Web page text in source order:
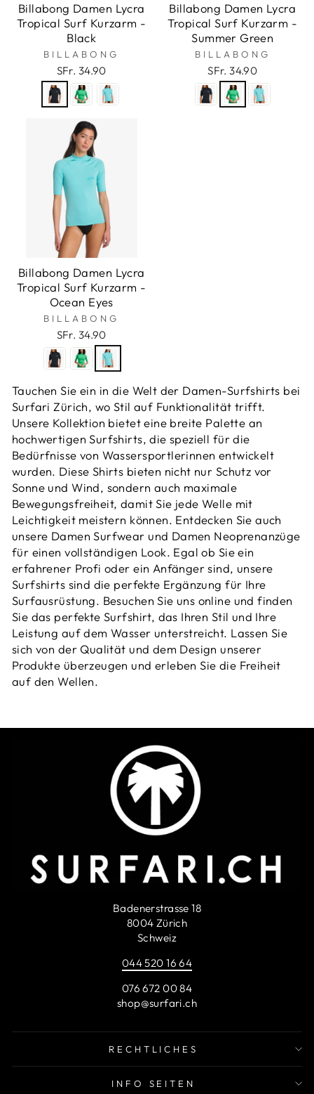
Billabong Damen Lycra
Tropical Surf Kurzarm -
Black
BILLABONG
SFr. 34.90
Billabong Damen Lycra
Tropical Surf Kurzarm -
Summer Green
BILLABONG
SFr. 34.90
Billabong Damen Lycra
Tropical Surf Kurzarm -
Ocean Eyes
BILLABONG
SFr. 34.90
Tauchen Sie ein in die Welt der Damen-Surfshirts bei
Surfari Zürich, wo Stil auf Funktionalität trifft.
Unsere Kollektion bietet eine breite Palette an
hochwertigen Surfshirts, die speziell für die
Bedürfnisse von Wassersportlerinnen entwickelt
wurden. Diese Shirts bieten nicht nur Schutz vor
Sonne und Wind, sondern auch maximale
Bewegungsfreiheit, damit Sie jede Welle mit
Leichtigkeit meistern können. Entdecken Sie auch
unsere Damen Surfwear und Damen Neoprenanzüge
für einen vollständigen Look. Egal ob Sie ein
erfahrener Profi oder ein Anfänger sind, unsere
Surfshirts sind die perfekte Ergänzung für Ihre
Surfausrüstung. Besuchen Sie uns online und finden
Sie das perfekte Surfshirt, das Ihren Stil und Ihre
Leistung auf dem Wasser unterstreicht. Lassen Sie
sich von der Qualität und dem Design unserer
Produkte überzeugen und erleben Sie die Freiheit
auf den Wellen.
Badenerstrasse 18
8004 Zürich
Schweiz
044 520 16 64
076 672 00 84
shop@surfari.ch
RECHTLICHES
INFO SEITEN